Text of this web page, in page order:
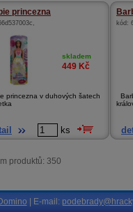
princezna
,
skladem
449 Kč
princezna v duhových šatech
ks
kód:
produktů: 350
| E-mail: